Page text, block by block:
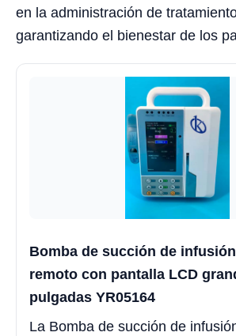
en la administración de
garantizando el bienestar de los
Bomba de succión de
remoto con pantalla LCD
pulgadas YR05164
La Bomba de succión de